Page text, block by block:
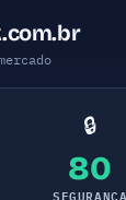
🔒
80
SEGURANÇA